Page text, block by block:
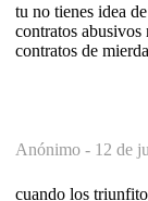
tu no tienes idea
contratos abusivos
contratos de
Anónimo - 12 de
cuando los